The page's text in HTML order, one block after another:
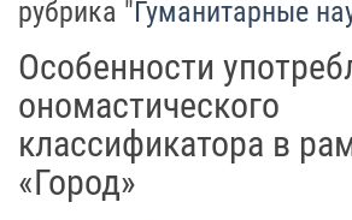
рубрика "Гуманитарные
Особенности
ономастического
классификатора в
«Город»